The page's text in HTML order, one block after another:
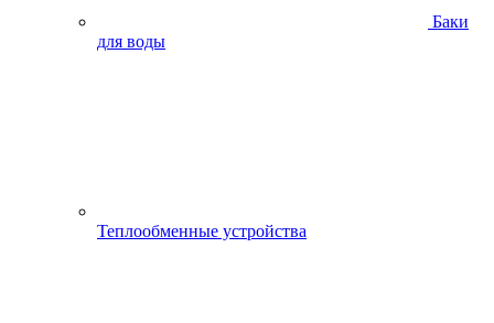
Баки
для воды
Теплообменные устройства